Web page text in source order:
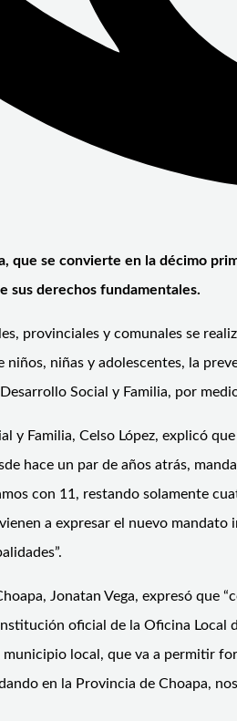
que se convierte en la décimo
sus derechos fundamentales.
provinciales y comunales se
niñas y adolescentes, la
Social y Familia, por
y Familia, Celso López, explicó
hace un par de años atrás,
con 11, restando solamente
a expresar el nuevo
Jonatan Vega, expresó
oficial de la Oficina Local
local, que va a permitir
en la Provincia de Choapa,